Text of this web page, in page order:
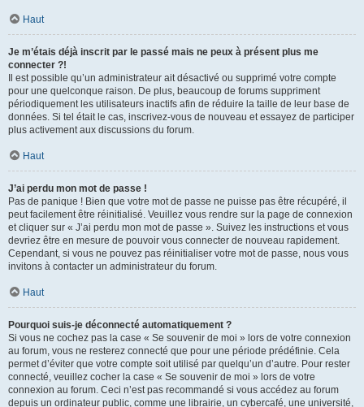
Haut
Je m’étais déjà inscrit par le passé mais ne peux à présent plus me
connecter ?!
Il est possible qu’un administrateur ait désactivé ou supprimé votre compte
pour une quelconque raison. De plus, beaucoup de forums suppriment
périodiquement les utilisateurs inactifs afin de réduire la taille de leur base de
données. Si tel était le cas, inscrivez-vous de nouveau et essayez de participer
plus activement aux discussions du forum.
Haut
J’ai perdu mon mot de passe !
Pas de panique ! Bien que votre mot de passe ne puisse pas être récupéré, il
peut facilement être réinitialisé. Veuillez vous rendre sur la page de connexion
et cliquer sur « J’ai perdu mon mot de passe ». Suivez les instructions et vous
devriez être en mesure de pouvoir vous connecter de nouveau rapidement.
Cependant, si vous ne pouvez pas réinitialiser votre mot de passe, nous vous
invitons à contacter un administrateur du forum.
Haut
Pourquoi suis-je déconnecté automatiquement ?
Si vous ne cochez pas la case « Se souvenir de moi » lors de votre connexion
au forum, vous ne resterez connecté que pour une période prédéfinie. Cela
permet d’éviter que votre compte soit utilisé par quelqu’un d’autre. Pour rester
connecté, veuillez cocher la case « Se souvenir de moi » lors de votre
connexion au forum. Ceci n’est pas recommandé si vous accédez au forum
depuis un ordinateur public, comme une librairie, un cybercafé, une université,